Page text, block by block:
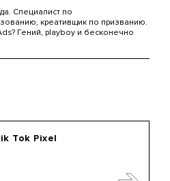
Специалист по
креативщик по призванию.
Гений, playboy и бесконечно
Tok Pixel